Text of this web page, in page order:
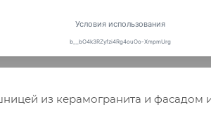
из керамогранита и фасадом